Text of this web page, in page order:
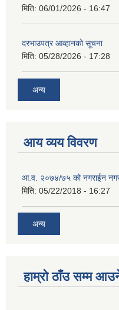
मिति: 06/01/2026 - 16:47
दरभाउपत्र आव्हानको सूचना
मिति: 05/28/2026 - 17:28
अन्य
आय व्यय विवरण
आ.व. २०७४/७५ को नगराईन
मिति: 05/22/2018 - 16:27
अन्य
हाम्रो ठाँउ सम्म